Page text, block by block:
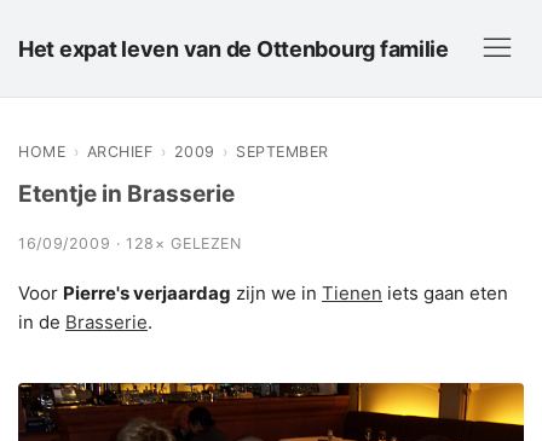
Het expat leven van de Ottenbourg familie
HOME › ARCHIEF › 2009 › SEPTEMBER
Etentje in Brasserie
16/09/2009 · 128× GELEZEN
Voor Pierre's verjaardag zijn we in Tienen iets gaan eten
in de Brasserie.